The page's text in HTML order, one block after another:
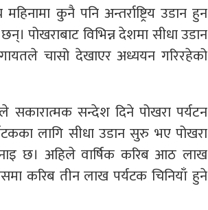
कुनै पनि अन्तर्राष्ट्रिय उडान हुन
पोखराबाट विभिन्न देशमा सीधा उडान
चासो देखाएर अध्ययन गरिरहेको
सन्देश दिने पोखरा पर्यटन
लागि सीधा उडान सुरु भए पोखरा
छ। अहिले वार्षिक करिब आठ लाख
करिब तीन लाख पर्यटक चिनियाँ हुने